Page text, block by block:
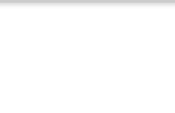
библиотеки УлГПУ